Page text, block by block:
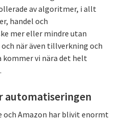
av algoritmer, i allt
handel och
mer eller mindre utan
när även tillverkning och
vi nära det helt
automatiseringen
Amazon har blivit enormt